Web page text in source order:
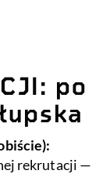
po
rekrutacji —